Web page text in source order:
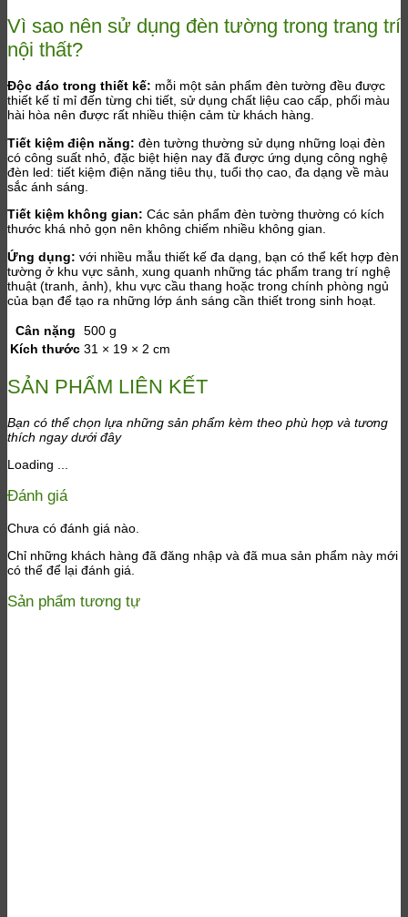
Vì sao nên sử dụng đèn tường trong trang trí
nội thất?
Độc đáo trong thiết kế: mỗi một sản phẩm đèn tường đều được
thiết kế tỉ mỉ đến từng chi tiết, sử dụng chất liệu cao cấp, phối màu
hài hòa nên được rất nhiều thiện cảm từ khách hàng.
Tiết kiệm điện năng: đèn tường thường sử dụng những loại đèn
có công suất nhỏ, đặc biệt hiện nay đã được ứng dụng công nghệ
đèn led: tiết kiệm điện năng tiêu thụ, tuổi thọ cao, đa dạng về màu
sắc ánh sáng.
Tiết kiệm không gian: Các sản phẩm đèn tường thường có kích
thước khá nhỏ gọn nên không chiếm nhiều không gian.
Ứng dụng: với nhiều mẫu thiết kế đa dạng, bạn có thể kết hợp đèn
tường ở khu vực sảnh, xung quanh những tác phẩm trang trí nghệ
thuật (tranh, ảnh), khu vực cầu thang hoặc trong chính phòng ngủ
của bạn để tạo ra những lớp ánh sáng cần thiết trong sinh hoạt.
Cân nặng
500 g
Kích thước 31 × 19 × 2 cm
SẢN PHẨM LIÊN KẾT
Bạn có thể chọn lựa những sản phẩm kèm theo phù hợp và tương
thích ngay dưới đây
Loading ...
Đánh giá
Chưa có đánh giá nào.
Chỉ những khách hàng đã đăng nhập và đã mua sản phẩm này mới
có thể để lại đánh giá.
Sản phẩm tương tự